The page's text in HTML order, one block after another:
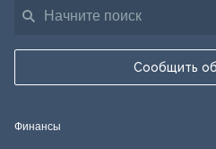
Сообщить
Финансы